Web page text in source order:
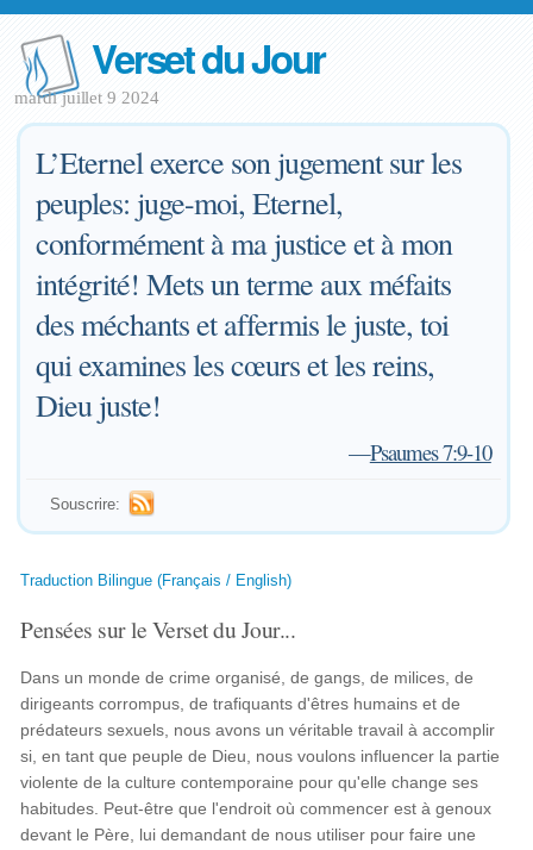
Verset du Jour
mardi juillet 9 2024
L’Eternel exerce son jugement sur les
peuples: juge-moi, Eternel,
conformément à ma justice et à mon
intégrité! Mets un terme aux méfaits
des méchants et affermis le juste, toi
qui examines les cœurs et les reins,
Dieu juste!
—Psaumes 7:9-10
Souscrire:
Traduction Bilingue (Français / English)
Pensées sur le Verset du Jour...
Dans un monde de crime organisé, de gangs, de milices, de
dirigeants corrompus, de trafiquants d'êtres humains et de
prédateurs sexuels, nous avons un véritable travail à accomplir
si, en tant que peuple de Dieu, nous voulons influencer la partie
violente de la culture contemporaine pour qu'elle change ses
habitudes. Peut-être que l'endroit où commencer est à genoux
devant le Père, lui demandant de nous utiliser pour faire une